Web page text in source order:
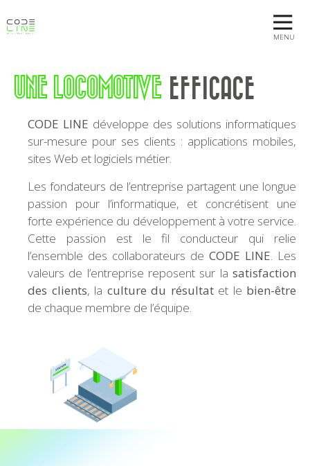
MENU
UNE LOCOMOTIVE EFFICACE
CODE LINE développe des solutions informatiques
sur-mesure pour ses clients : applications mobiles,
sites Web et logiciels métier.
Les fondateurs de l’entreprise partagent une longue
passion pour l’informatique, et concrétisent une
forte expérience du développement à votre service.
Cette passion est le fil conducteur qui relie
l’ensemble des collaborateurs de CODE LINE. Les
valeurs de l’entreprise reposent sur la satisfaction
des clients, la culture du résultatet le bien-être
de chaque membre de l’équipe.